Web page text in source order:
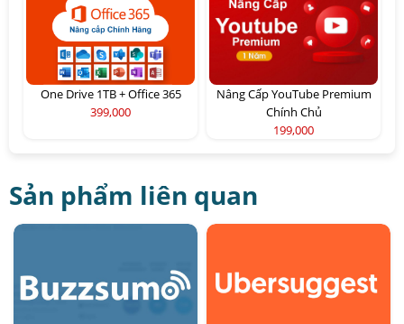
One Drive 1TB + Office 365
399,000
Nâng Cấp YouTube Premium
Chính Chủ
199,000
Sản phẩm liên quan